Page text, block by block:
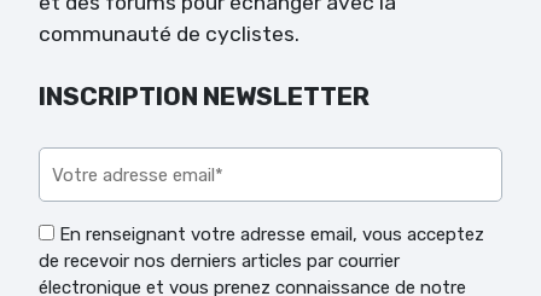
communauté de cyclistes.
INSCRIPTION NEWSLETTER
En renseignant votre adresse email, vous acceptez
de recevoir nos derniers articles par courrier
électronique et vous prenez connaissance de notre